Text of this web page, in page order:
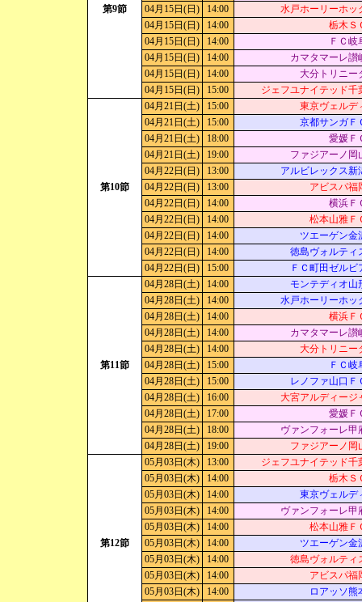
第9節 04月15日(日) 14:00
水戸ホーリーホッ
04月15日(日)
14:00
栃木Ｓ
04月15日(日)
14:00
ＦＣ岐
04月15日(日)
14:00
カマタマーレ讃
04月15日(日)
14:00
大分トリニー
04月15日(日)
15:00 ジェフユナイテッド千
第10節
04月21日(土) 15:00
東京ヴェルデ
04月21日(土)
15:00
京都サンガＦ
04月21日(土)
18:00
愛媛Ｆ
04月21日(土)
19:00
ファジアーノ岡
04月22日(日)
13:00
アルビレックス新
04月22日(日)
13:00
アビスパ福
04月22日(日)
14:00
横浜Ｆ
04月22日(日)
14:00
松本山雅Ｆ
04月22日(日)
14:00
ツエーゲン金
04月22日(日)
14:00
徳島ヴォルティ
04月22日(日)
15:00 ＦＣ町田ゼルビ
第11節
04月28日(土) 14:00
モンテディオ山
04月28日(土)
14:00
水戸ホーリーホッ
04月28日(土)
14:00
横浜Ｆ
04月28日(土)
14:00
カマタマーレ讃
04月28日(土)
14:00
大分トリニー
04月28日(土)
15:00
ＦＣ岐
04月28日(土)
15:00
レノファ山口Ｆ
04月28日(土)
16:00
大宮アルディージ
04月28日(土)
17:00
愛媛Ｆ
04月28日(土)
18:00
ヴァンフォーレ甲
04月28日(土)
19:00 ファジアーノ岡
第12節
05月03日(木) 13:00
ジェフユナイテッド千
05月03日(木)
14:00
栃木Ｓ
05月03日(木)
14:00
東京ヴェルデ
05月03日(木)
14:00
ヴァンフォーレ甲
05月03日(木)
14:00
松本山雅Ｆ
05月03日(木)
14:00
ツエーゲン金
05月03日(木)
14:00
徳島ヴォルティ
05月03日(木)
14:00
アビスパ福
05月03日(木)
14:00
ロアッソ熊